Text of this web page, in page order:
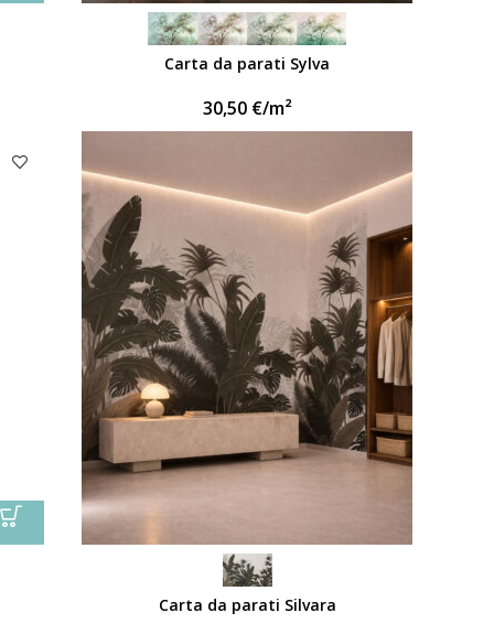
Carta da parati Sylva
30,50 €/m²
Carta da parati Silvara